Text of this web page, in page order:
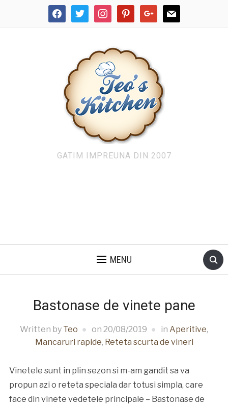
facebooktwitter instagrampinterestgoogle mail
GATIM IMPREUNA DIN 2007
MENU
Bastonase de vinete pane
Written by Teo on 20/08/2019 in Aperitive,
Mancaruri rapide, Reteta scurta de vineri
Vinetele sunt in plin sezon si m-am gandit sa va
propun azi o reteta speciala dar totusi simpla, care
face din vinete vedetele principale – Bastonase de